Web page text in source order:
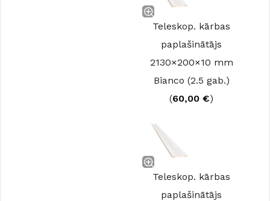
Teleskop. kārbas
paplašinātājs
2130×200×10 mm
Bianco (2.5 gab.)
(60,00 €)
Teleskop. kārbas
paplašinātājs